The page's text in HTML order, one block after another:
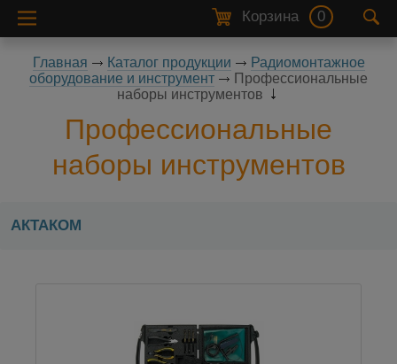
Корзина 0
Главная Каталог продукции
Радиомонтажное
оборудование и инструмент
Профессиональные
наборы инструментов
Профессиональные
наборы инструментов
АКТАКОМ